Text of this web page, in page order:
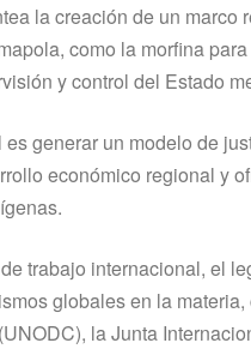
la creación de un
como la morfina
y control del Estado
generar un modelo de
económico regional y
trabajo internacional, el
globales en la
la Junta